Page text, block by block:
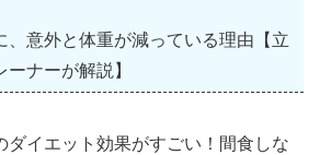
、意外と体重が減っている理由【立
ナーが解説】
ダイエット効果がすごい！間食しな